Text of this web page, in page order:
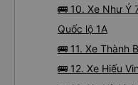
🚌 10. Xe Như Ý
Quốc lộ 1A
🚌 11. Xe Thành
🚌 12. Xe Hiếu